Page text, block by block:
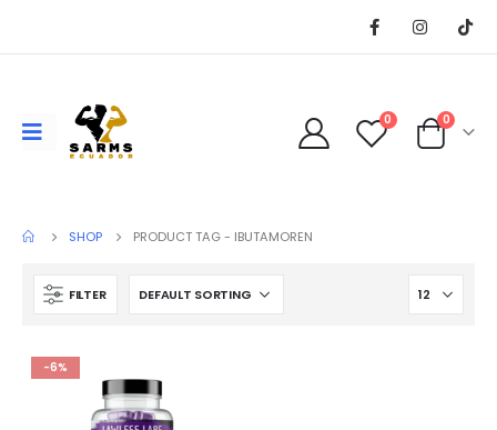
0 0
SHOP PRODUCT TAG - IBUTAMOREN
FILTER
-6%